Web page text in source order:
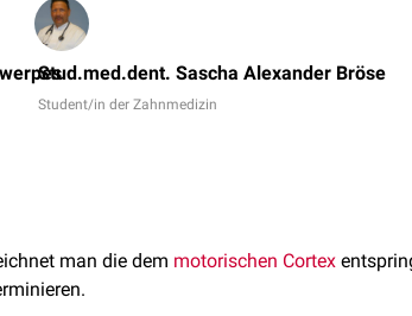
Stud.med.dent. Sascha Alexander Bröse
Student/in der Zahnmedizin
man die dem motorischen Cortex